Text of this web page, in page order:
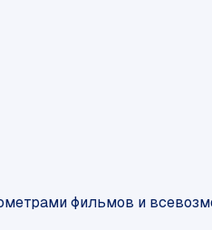
фильмов и